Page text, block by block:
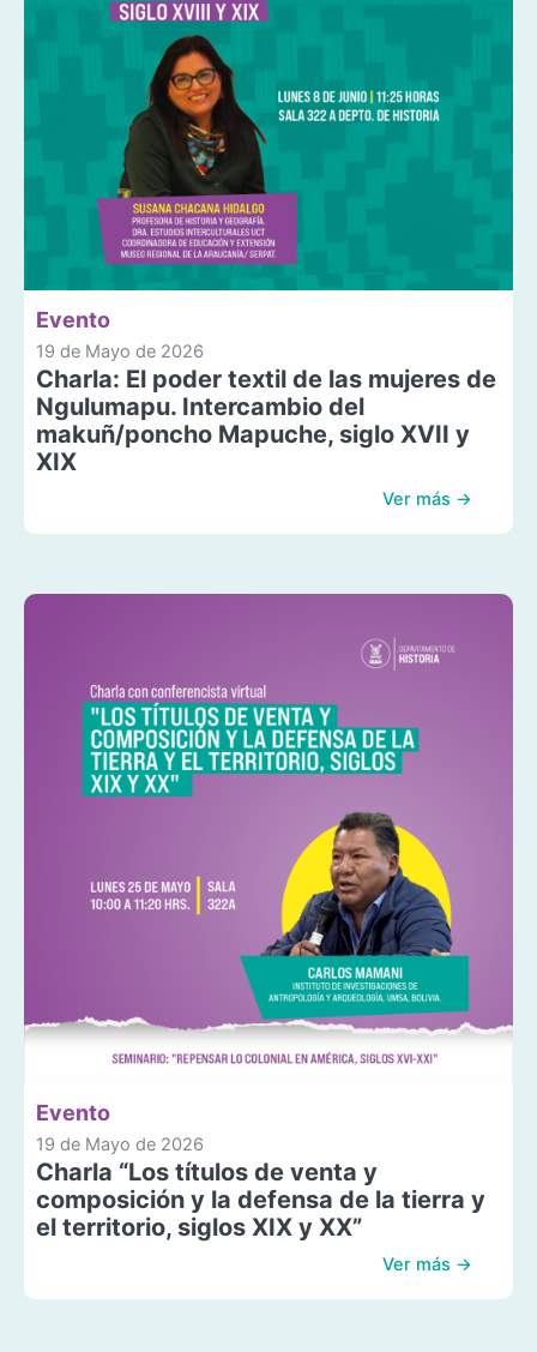
Evento
19 de Mayo de 2026
Charla: El poder textil de las mujeres de
Ngulumapu. Intercambio del
makuñ/poncho Mapuche, siglo XVII y
XIX
Ver más →
Evento
19 de Mayo de 2026
Charla “Los títulos de venta y
composición y la defensa de la tierra y
el territorio, siglos XIX y XX”
Ver más →